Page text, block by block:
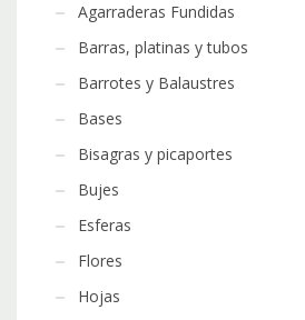
Agarraderas Fundidas
Barras, platinas y tubos
Barrotes y Balaustres
Bases
Bisagras y picaportes
Bujes
Esferas
Flores
Hojas